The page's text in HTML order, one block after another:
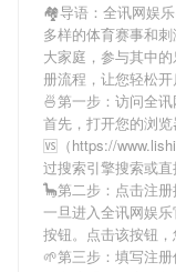
🏘导语： 全讯网娱乐
多样的体育赛事和
大家庭，参与其中
册流程，让您轻松开
🍜第一步：访问全
首先，打开您的浏览
🆚（https://
过搜索引擎搜索或直
🦕第二步：点击注册
一旦进入全讯网娱乐
按钮。点击该按钮，
🌱第三步：填写注册